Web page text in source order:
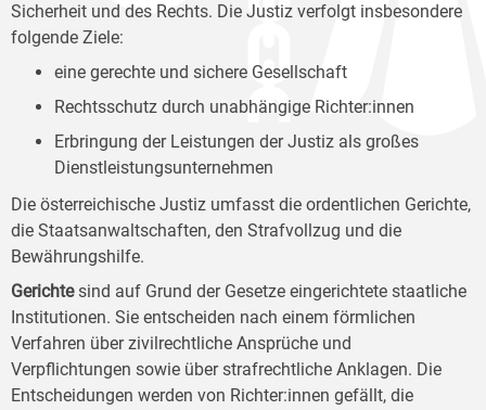
Sicherheit und des Rechts. Die Justiz verfolgt insbesondere
folgende Ziele:
eine gerechte und sichere Gesellschaft
Rechtsschutz durch unabhängige Richter:innen
Erbringung der Leistungen der Justiz als großes
Dienstleistungsunternehmen
Die österreichische Justiz umfasst die ordentlichen Gerichte,
die Staatsanwaltschaften, den Strafvollzug und die
Bewährungshilfe.
Gerichtesind auf Grund der Gesetze eingerichtete staatliche
Institutionen. Sie entscheiden nach einem förmlichen
Verfahren über zivilrechtliche Ansprüche und
Verpflichtungen sowie über strafrechtliche Anklagen. Die
Entscheidungen werden von Richter:innen gefällt, die